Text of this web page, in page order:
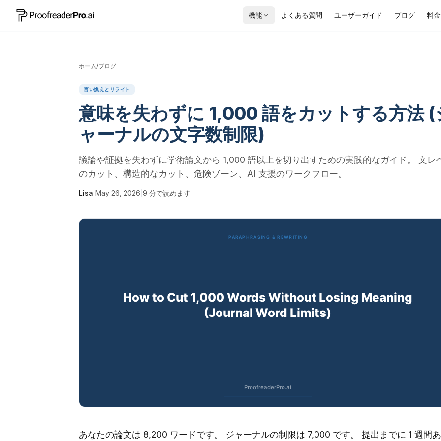
機能 よくある質問 ユーザーガイド ブログ 料金
ホーム/ブログ
言い換えとリライト
意味を失わずに 1,000 語をカットする方法 (
ャーナルの文字数制限)
議論や証拠を失わずに学術論文から 1,000 語以上を切り出すための実践的なガイド。 文レ
のカット、構造的なカット、危険ゾーン、AI 支援のワークフロー。
Lisa May 26, 2026 9 分で読めます
あなたの論文は 8,200 ワードです。 ジャーナルの制限は 7,000 です。 提出までに 1 週​​間